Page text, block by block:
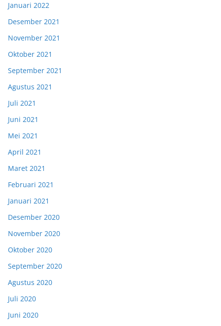
Januari 2022
Desember 2021
November 2021
Oktober 2021
September 2021
Agustus 2021
Juli 2021
Juni 2021
Mei 2021
April 2021
Maret 2021
Februari 2021
Januari 2021
Desember 2020
November 2020
Oktober 2020
September 2020
Agustus 2020
Juli 2020
Juni 2020